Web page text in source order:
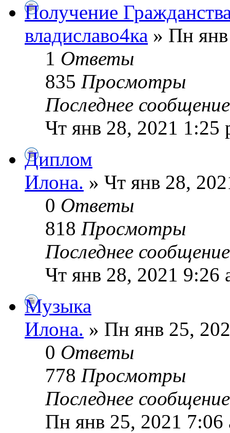
Получение
владиславо4ка » Пн
1 Ответы
835 Просмотры
Последнее
Чт янв 28, 2021 1:25
Диплом
Илoна. » Чт янв 28,
0 Ответы
818 Просмотры
Последнее
Чт янв 28, 2021 9:26
Музыка
Илoна. » Пн янв 25,
0 Ответы
778 Просмотры
Последнее
Пн янв 25, 2021 7:06